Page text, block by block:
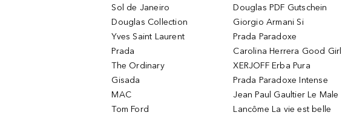
Sol de Janeiro
Douglas Collection
Yves Saint Laurent
Prada
The Ordinary
Gisada
MAC
Tom Ford
Douglas PDF Gutschein
Giorgio Armani Si
Prada Paradoxe
Carolina Herrera Good Girl
XERJOFF Erba Pura
Prada Paradoxe Intense
Jean Paul Gaultier Le Male
Lancôme La vie est belle